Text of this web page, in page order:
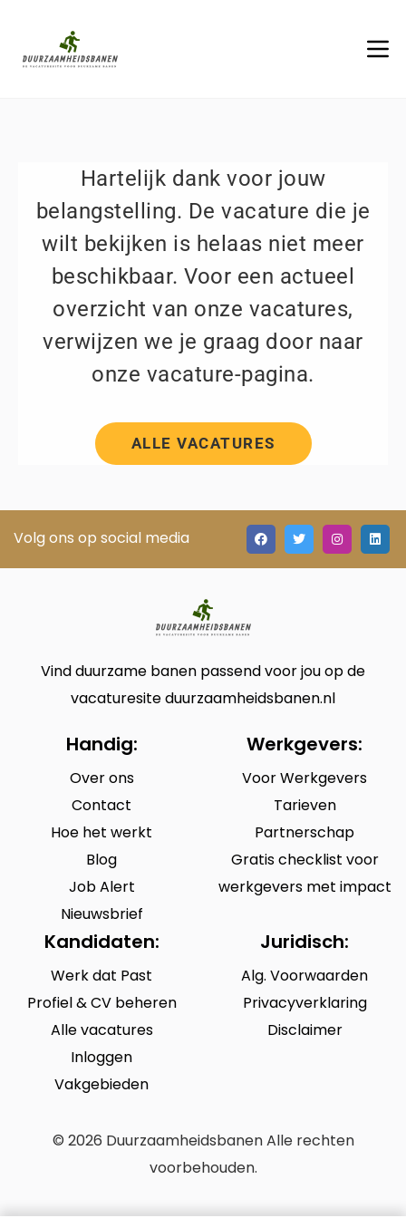
Hartelijk dank voor jouw
belangstelling. De vacature die je
wilt bekijken is helaas niet meer
beschikbaar. Voor een actueel
overzicht van onze vacatures,
verwijzen we je graag door naar
onze vacature-pagina.
ALLE VACATURES
Volg ons op social media
Vind duurzame banen passend voor jou op de
vacaturesite duurzaamheidsbanen.nl
Handig:
Over ons
Contact
Hoe het werkt
Blog
Job Alert
Nieuwsbrief
Werkgevers:
Voor Werkgevers
Tarieven
Partnerschap
Gratis checklist voor
werkgevers met impact
Kandidaten:
Werk dat Past
Profiel & CV beheren
Alle vacatures
Inloggen
Vakgebieden
Juridisch:
Alg. Voorwaarden
Privacyverklaring
Disclaimer
© 2026 Duurzaamheidsbanen Alle rechten
voorbehouden.